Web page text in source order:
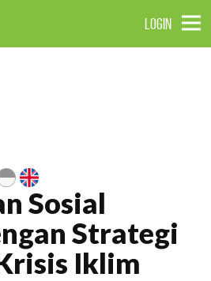
LOGIN
Sosial
Strategi
Iklim